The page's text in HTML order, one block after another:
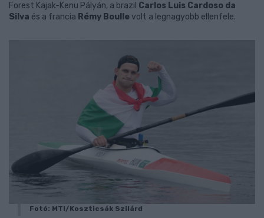
Forest Kajak-Kenu Pályán, a brazil Carlos Luis Cardoso da
Silva és a francia Rémy Boullevolt a legnagyobb ellenfele.
Fotó: MTI/Koszticsák Szilárd